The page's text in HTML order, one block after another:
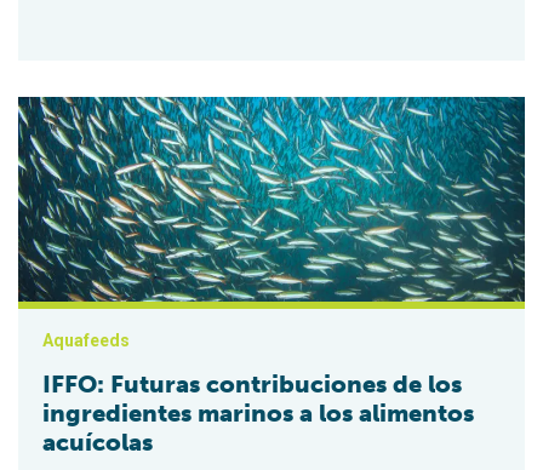
IFFO: Futuras contribuciones de los ingredientes marinos a
Aquafeeds
IFFO: Futuras contribuciones de los
ingredientes marinos a los alimentos
acuícolas